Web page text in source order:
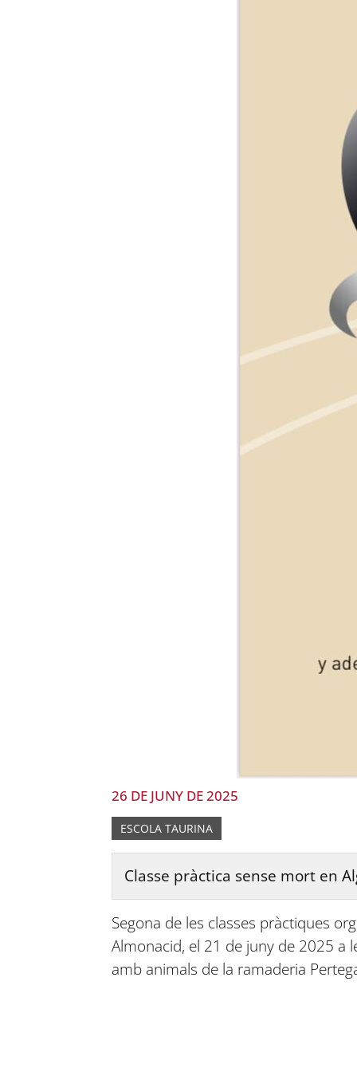
26 DE JUNY DE 2025
ESCOLA TAURINA
Classe pràctica sense mort en
Segona de les classes pràctiques
Almonacid, el 21 de juny de 2025 a
amb animals de la ramaderia